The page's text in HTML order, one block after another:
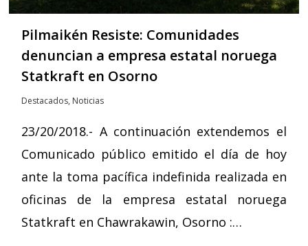
Pilmaikén Resiste: Comunidades
denuncian a empresa estatal noruega
Statkraft en Osorno
Destacados, Noticias
23/20/2018.- A continuación extendemos el
Comunicado público emitido el día de hoy
ante la toma pacífica indefinida realizada en
oficinas de la empresa estatal noruega
Statkraft en Chawrakawin, Osorno :…